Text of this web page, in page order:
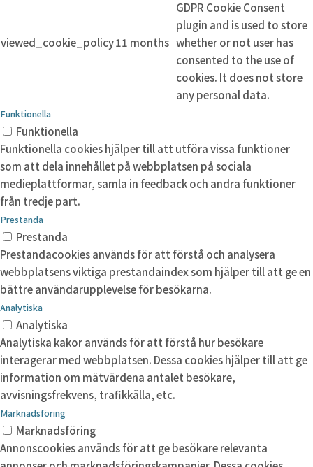
viewed_cookie_policy11 months
GDPR Cookie Consent
plugin and is used to store
whether or not user has
consented to the use of
cookies. It does not store
any personal data.
Funktionella
Funktionella
Funktionella cookies hjälper till att utföra vissa funktioner
som att dela innehållet på webbplatsen på sociala
medieplattformar, samla in feedback och andra funktioner
från tredje part.
Prestanda
Prestanda
Prestandacookies används för att förstå och analysera
webbplatsens viktiga prestandaindex som hjälper till att ge en
bättre användarupplevelse för besökarna.
Analytiska
Analytiska
Analytiska kakor används för att förstå hur besökare
interagerar med webbplatsen. Dessa cookies hjälper till att ge
information om mätvärdena antalet besökare,
avvisningsfrekvens, trafikkälla, etc.
Marknadsföring
Marknadsföring
Annonscookies används för att ge besökare relevanta